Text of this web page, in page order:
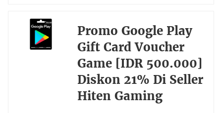
Promo Google Play
Gift Card Voucher
Game [IDR 500.000]
Diskon 21% Di Seller
Hiten Gaming